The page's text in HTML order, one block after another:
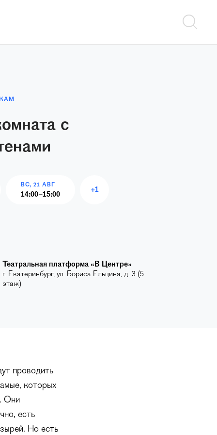
с
ВС, 21 АВГ
14:00–15:00
+1
Театральная платформа «​В Центре»​
г. Екатеринбург, ул. Бориса Ельцина, д. 3 (5
этаж)
проводить
которых
Они
есть
Но есть